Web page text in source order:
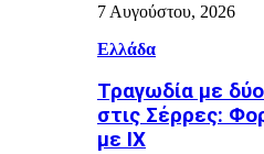
7 Αυγούστου, 2026
Ελλάδα
Τραγωδία με
στις Σέρρες:
με ΙΧ